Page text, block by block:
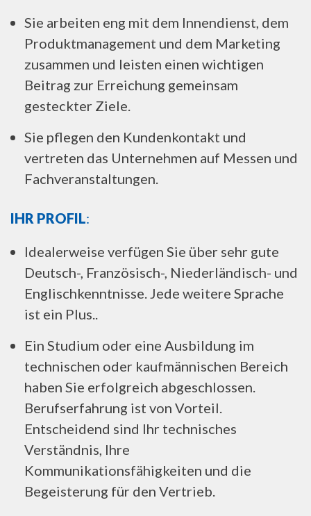
Sie arbeiten eng mit dem Innendienst, dem
Produktmanagement und dem Marketing
zusammen und leisten einen wichtigen
Beitrag zur Erreichung gemeinsam
gesteckter Ziele.
Sie pflegen den Kundenkontakt und
vertreten das Unternehmen auf Messen und
Fachveranstaltungen.
IHR PROFIL:
Idealerweise verfügen Sie über sehr gute
Deutsch-, Französisch-, Niederländisch- und
Englischkenntnisse. Jede weitere Sprache
ist ein Plus..
Ein Studium oder eine Ausbildung im
technischen oder kaufmännischen Bereich
haben Sie erfolgreich abgeschlossen.
Berufserfahrung ist von Vorteil.
Entscheidend sind Ihr technisches
Verständnis, Ihre
Kommunikationsfähigkeiten und die
Begeisterung für den Vertrieb.